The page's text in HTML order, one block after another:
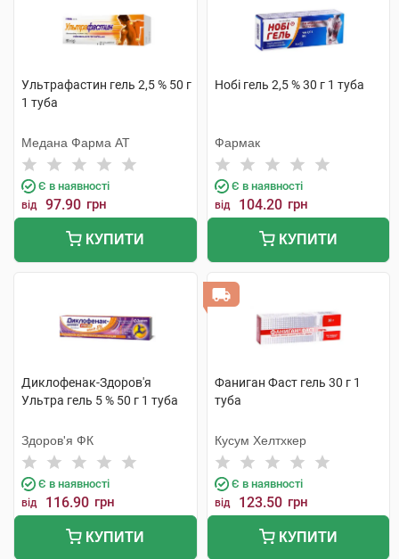
Ультрафастин гель 2,5 % 50 г
1 туба
Медана Фарма АТ
Є в наявності
від 97.90 грн
КУПИТИ
Нобі гель 2,5 % 30 г 1 туба
Фармак
Є в наявності
від 104.20 грн
КУПИТИ
Диклофенак-Здоров'я
Ультра гель 5 % 50 г 1 туба
Здоров'я ФК
Є в наявності
від 116.90 грн
КУПИТИ
Фаниган Фаст гель 30 г 1
туба
Кусум Хелтхкер
Є в наявності
від 123.50 грн
КУПИТИ